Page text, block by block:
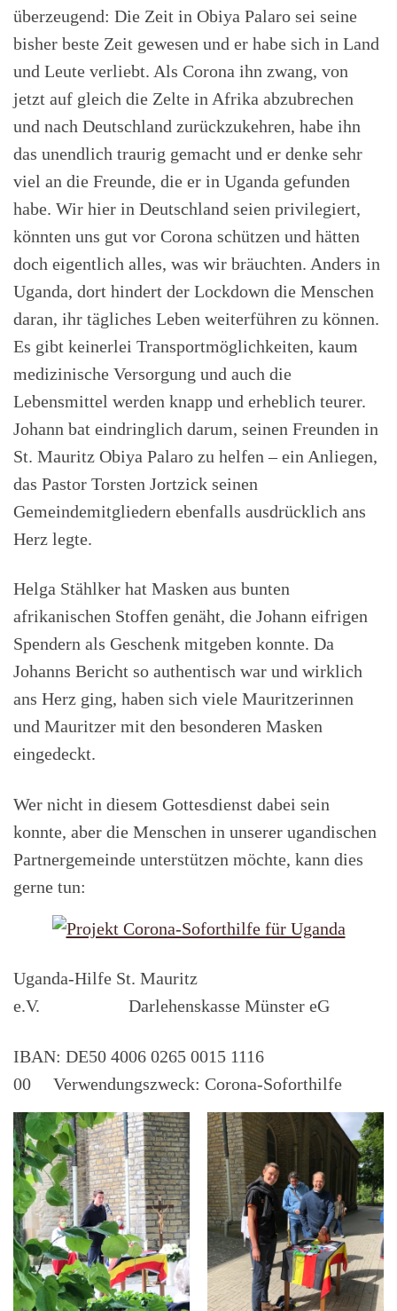
überzeugend: Die Zeit in Obiya Palaro sei seine
bisher beste Zeit gewesen und er habe sich in Land
und Leute verliebt. Als Corona ihn zwang, von
jetzt auf gleich die Zelte in Afrika abzubrechen
und nach Deutschland zurückzukehren, habe ihn
das unendlich traurig gemacht und er denke sehr
viel an die Freunde, die er in Uganda gefunden
habe. Wir hier in Deutschland seien privilegiert,
könnten uns gut vor Corona schützen und hätten
doch eigentlich alles, was wir bräuchten. Anders in
Uganda, dort hindert der Lockdown die Menschen
daran, ihr tägliches Leben weiterführen zu können.
Es gibt keinerlei Transportmöglichkeiten, kaum
medizinische Versorgung und auch die
Lebensmittel werden knapp und erheblich teurer.
Johann bat eindringlich darum, seinen Freunden in
St. Mauritz Obiya Palaro zu helfen – ein Anliegen,
das Pastor Torsten Jortzick seinen
Gemeindemitgliedern ebenfalls ausdrücklich ans
Herz legte.
Helga Stählker hat Masken aus bunten
afrikanischen Stoffen genäht, die Johann eifrigen
Spendern als Geschenk mitgeben konnte. Da
Johanns Bericht so authentisch war und wirklich
ans Herz ging, haben sich viele Mauritzerinnen
und Mauritzer mit den besonderen Masken
eingedeckt.
Wer nicht in diesem Gottesdienst dabei sein
konnte, aber die Menschen in unserer ugandischen
Partnergemeinde unterstützen möchte, kann dies
gerne tun:
Uganda-Hilfe St. Mauritz
e.V. Darlehenskasse Münster eG
IBAN: DE50 4006 0265 0015 1116
00 Verwendungszweck: Corona-Soforthilfe